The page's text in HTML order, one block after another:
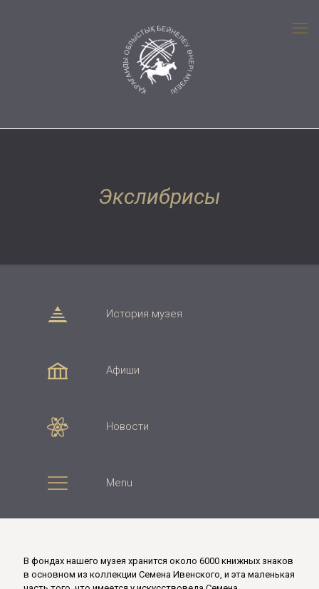
Экслибрисы
История музея
Афиши
Новости
Menu
В фондах нашего музея хранится около 6000 книжных знаков
в основном из коллекции Семена Ивенского, и эта маленькая